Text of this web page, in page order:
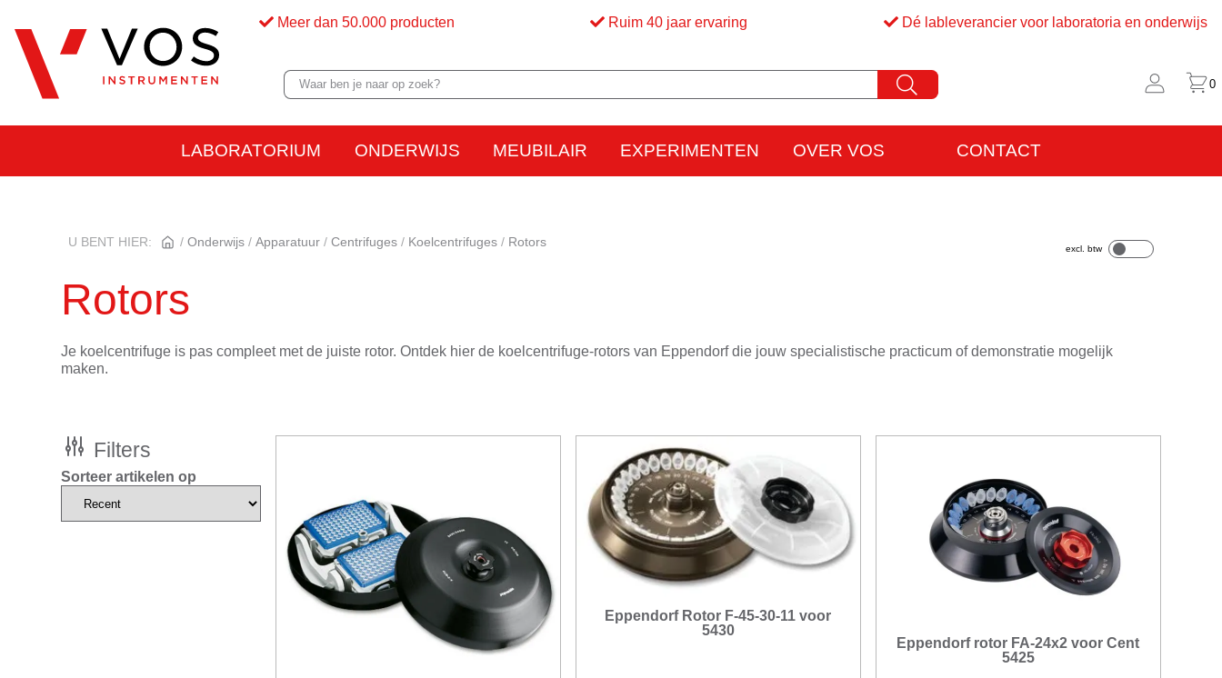
Meer dan 50.000 producten Ruim 40 jaar ervaring Dé lableverancier voor laboratoria en onderwijs
0
LABORATORIUM ONDERWIJS MEUBILAIR EXPERIMENTEN OVER VOS CONTACT
U BENT HIER: Onderwijs Apparatuur Centrifuges Koelcentrifuges Rotors
Rotors
Je koelcentrifuge is pas compleet met de juiste rotor. Ontdek hier de koelcentrifuge-rotors van Eppendorf die jouw specialistische practicum of demonstratie mogelijk
maken.
Filters
Sorteer artikelen op
Eppendorf Rotor F-45-30-11 voor
5430
Eppendorf rotor FA-24x2 voor Cent
5425